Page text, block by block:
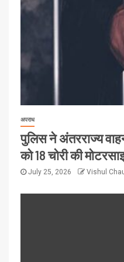
अपराध
पुलिस ने अंतरराज्य
को 18 चोरी की
July 25, 2026 Vishul